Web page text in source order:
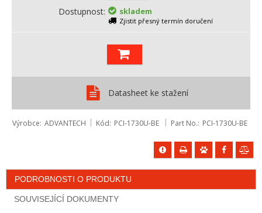
Dostupnost
skladem
Zjistit přesný termín doručení
Datasheet ke stažení
Výrobce ADVANTECH Kód PCI-1730U-BE Part No. PCI-1730U-BE
PODROBNOSTI O PRODUKTU
SOUVISEJÍCÍ DOKUMENTY